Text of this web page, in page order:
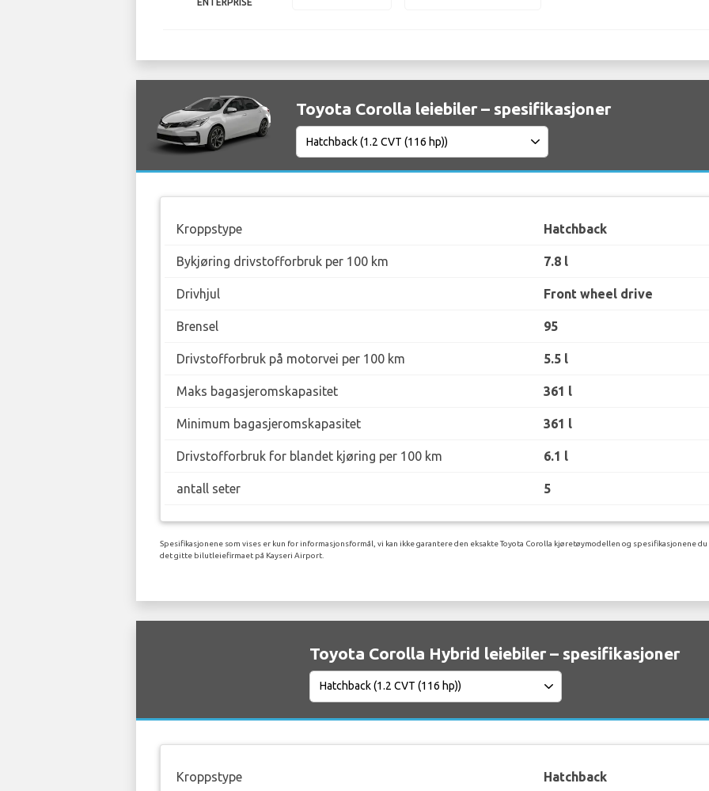
Toyota Corolla leiebiler – spesifikasjoner
Kroppstype Hatchback
Bykjøring drivstofforbruk per 100 km 7.8 l
Drivhjul Front wheel drive
Brensel 95
Drivstofforbruk på motorvei per 100 km 5.5 l
Maks bagasjeromskapasitet 361 l
Minimum bagasjeromskapasitet 361 l
Drivstofforbruk for blandet kjøring per 100 km 6.1 l
antall seter 5
Spesifikasjonene som vises er kun for informasjonsformål, vi kan ikke garantere den eksakte Toyota Corolla kjøretøymodellen og spesifikasjonene
det gitte bilutleiefirmaet på Kayseri Airport.
Toyota Corolla Hybrid leiebiler – spesifikasjoner
Kroppstype Hatchback